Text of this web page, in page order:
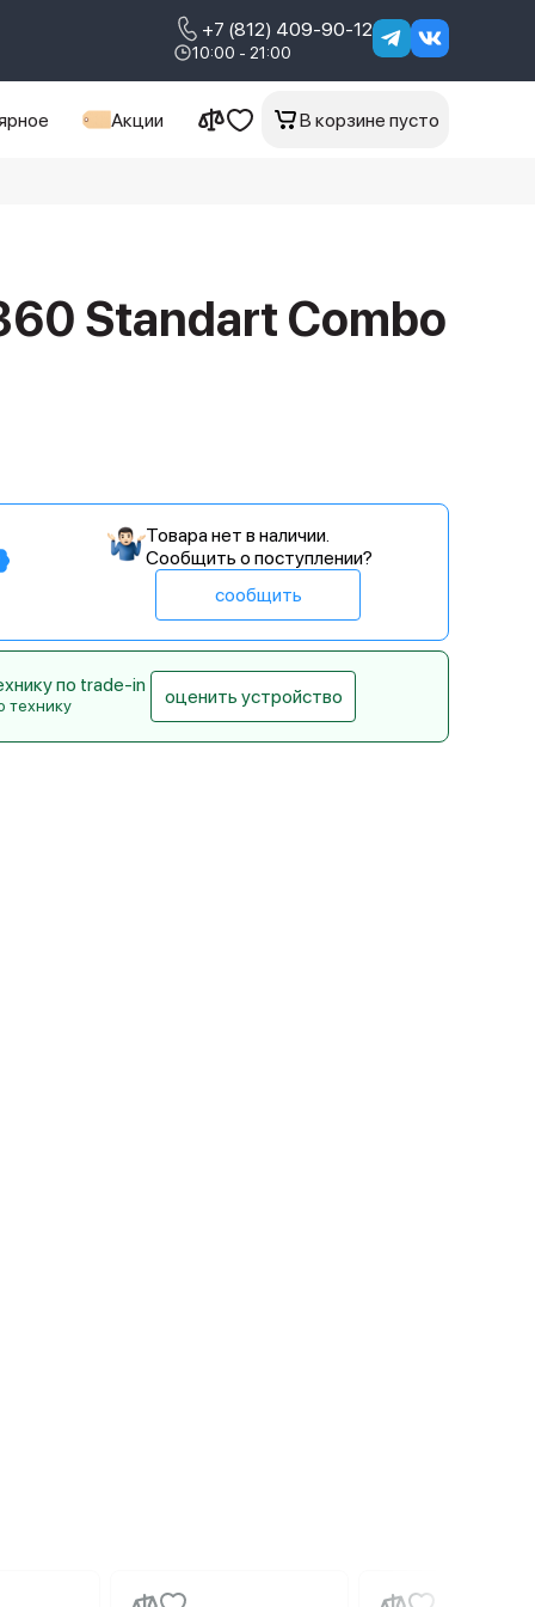
+7 (812) 409-90-12
10:00 - 21:00
Акции В корзине пусто
Standart Combo
Товара нет в наличии.
Сообщить о поступлении?
сообщить
по trade-in
технику оценить устройство